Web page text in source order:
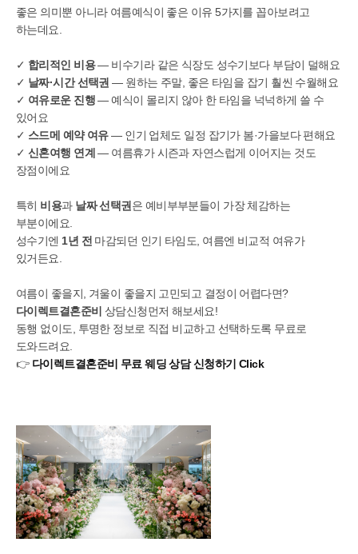
좋은 의미뿐 아니라 여름예식이 좋은 이유 5가지를 꼽아보려고
하는데요.
✓ 합리적인 비용— 비수기라 같은 식장도 성수기보다 부담이 덜해요
✓ 날짜·시간 선택권 — 원하는 주말, 좋은 타임을 잡기 훨씬 수월해요
✓ 여유로운 진행— 예식이 몰리지 않아 한 타임을 넉넉하게 쓸 수
있어요
✓ 스드메 예약 여유— 인기 업체도 일정 잡기가 봄·가을보다 편해요
✓ 신혼여행 연계 — 여름휴가 시즌과 자연스럽게 이어지는 것도
장점이에요
특히 비용과 날짜 선택권 은 예비부부분들이 가장 체감하는
부분이에요.
성수기엔 1년 전 마감되던 인기 타임도, 여름엔 비교적 여유가
있거든요.
여름이 좋을지, 겨울이 좋을지 고민되고 결정이 어렵다면?
다이렉트결혼준비 상담신청먼저 해보세요!
동행 없이도, 투명한 정보로 직접 비교하고 선택하도록 무료로
도와드려요.
👉 다이렉트결혼준비 무료 웨딩 상담 신청하기 Click